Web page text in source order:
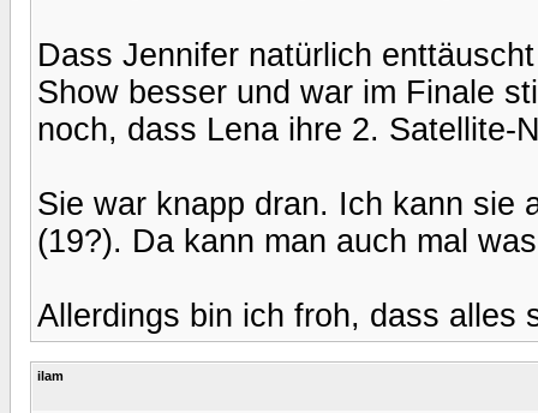
Dass Jennifer natürlich
Show besser und war im Finale
noch, dass Lena ihre 2. Satellite-
Sie war knapp dran. Ich kann sie
(19?). Da kann man auch mal
Allerdings bin ich froh, dass alles
ilam